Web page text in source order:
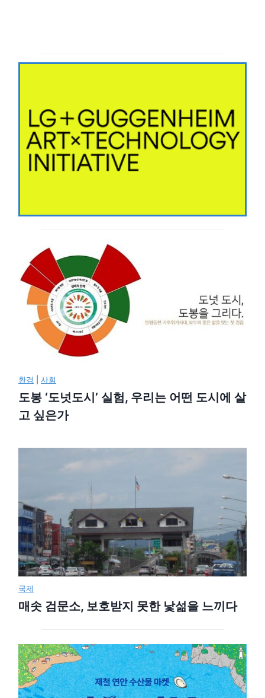
환경 |사회
도봉 ‘도넛도시’ 실험, 우리는 어떤 도시에 살
고 싶은가
국제
매솟 검문소, 보호받지 못한 낯섦을 느끼다